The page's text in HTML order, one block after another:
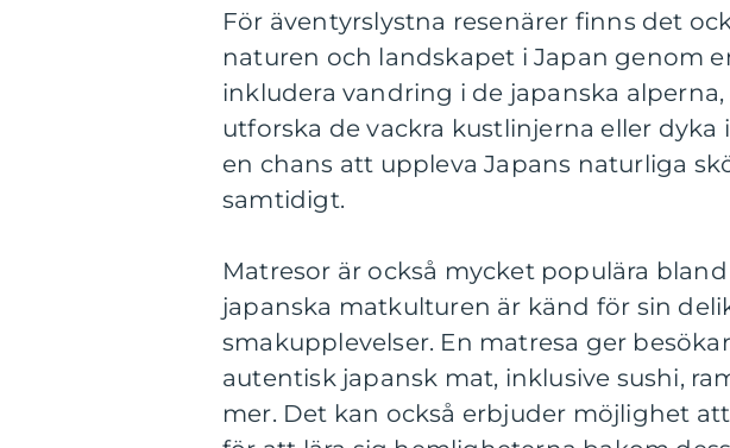
För äventyrslystna resenärer finns det
naturen och landskapet i Japan genom
inkludera vandring i de japanska
utforska de vackra kustlinjerna eller dyka
en chans att uppleva Japans naturliga
samtidigt.
Matresor är också mycket populära
japanska matkulturen är känd för sin
smakupplevelser. En matresa ger
autentisk japansk mat, inklusive sushi,
mer. Det kan också erbjuder möjlighet